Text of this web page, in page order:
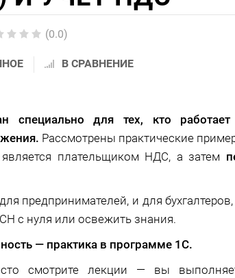
(0.0)
В СРАВНЕНИЕ
специально для тех, кто
Рассмотрены практические
плательщиком НДС, а затем
предпринимателей, и для
с нуля или освежить знания.
— практика в программе 1С.
смотрите лекции — вы